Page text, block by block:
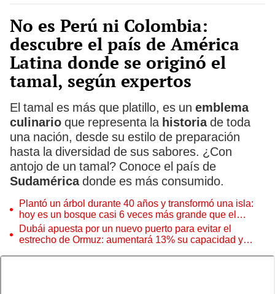
No es Perú ni Colombia:
descubre el país de América
Latina donde se originó el
tamal, según expertos
El tamal es más que platillo, es un emblema
culinario que representa la historiade toda
una nación, desde su estilo de preparación
hasta la diversidad de sus sabores. ¿Con
antojo de un tamal? Conoce el país de
Sudaméricadonde es más consumido.
Plantó un árbol durante 40 años y transformó una isla:
hoy es un bosque casi 6 veces más grande que el
Parque de las Leyendas
Dubái apuesta por un nuevo puerto para evitar el
estrecho de Ormuz: aumentará 13% su capacidad y